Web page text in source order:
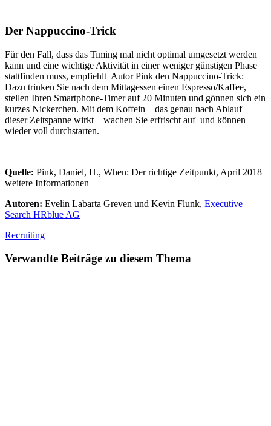
Der Nappuccino-Trick
Für den Fall, dass das Timing mal nicht optimal umgesetzt werden
kann und eine wichtige Aktivität in einer weniger günstigen Phase
stattfinden muss, empfiehlt Autor Pink den Nappuccino-Trick:
Dazu trinken Sie nach dem Mittagessen einen Espresso/Kaffee,
stellen Ihren Smartphone-Timer auf 20 Minuten und gönnen sich ein
kurzes Nickerchen. Mit dem Koffein – das genau nach Ablauf
dieser Zeitspanne wirkt – wachen Sie erfrischt auf und können
wieder voll durchstarten.
Quelle: Pink, Daniel, H., When: Der richtige Zeitpunkt, April 2018
weitere Informationen
Autoren: Evelin Labarta Greven und Kevin Flunk, Executive
Search HRblue AG
Recruiting
Verwandte Beiträge zu diesem Thema